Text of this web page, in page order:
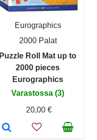
Eurographics
2000 Palat
Puzzle Roll Mat up to
2000 pieces
Eurographics
Varastossa (3)
20,00 €